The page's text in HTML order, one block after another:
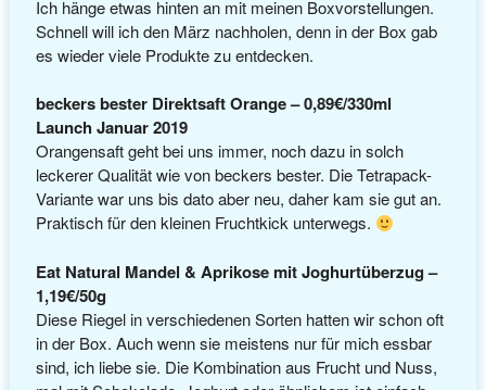
Ich hänge etwas hinten an mit meinen Boxvorstellungen.
Schnell will ich den März nachholen, denn in der Box gab
es wieder viele Produkte zu entdecken.
beckers bester Direktsaft Orange – 0,89€/330ml
Launch Januar 2019
Orangensaft geht bei uns immer, noch dazu in solch
leckerer Qualität wie von beckers bester. Die Tetrapack-
Variante war uns bis dato aber neu, daher kam sie gut an.
Praktisch für den kleinen Fruchtkick unterwegs.
Eat Natural Mandel & Aprikose mit Joghurtüberzug –
1,19€/50g
Diese Riegel in verschiedenen Sorten hatten wir schon oft
in der Box. Auch wenn sie meistens nur für mich essbar
sind, ich liebe sie. Die Kombination aus Frucht und Nuss,